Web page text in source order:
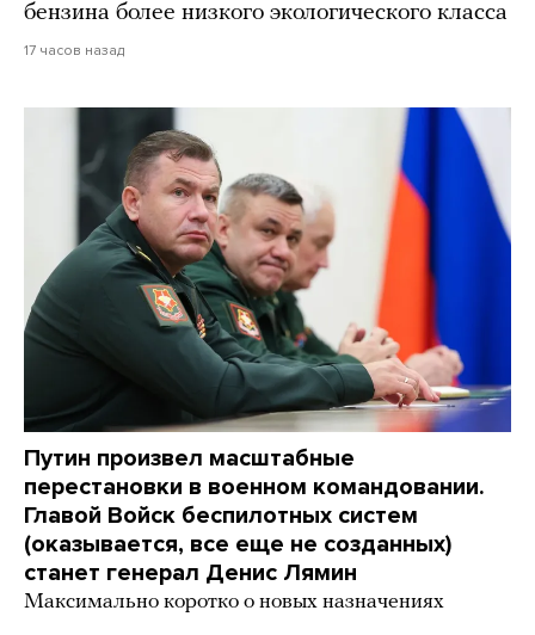
бензина более низкого экологического класса
17 часов назад
Путин произвел масштабные
перестановки в военном командовании.
Главой Войск беспилотных систем
(оказывается, все еще не созданных)
станет генерал Денис Лямин
Максимально коротко о новых назначениях